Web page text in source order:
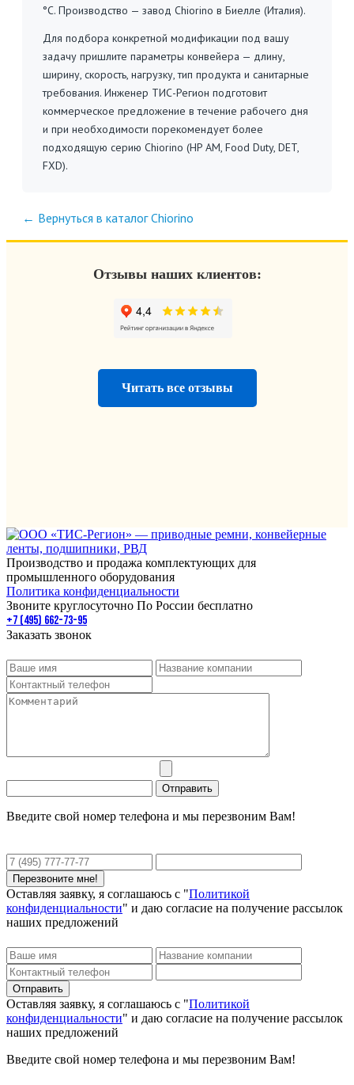
°C. Производство — завод Chiorino в Биелле (Италия).
Для подбора конкретной модификации под вашу
задачу пришлите параметры конвейера — длину,
ширину, скорость, нагрузку, тип продукта и санитарные
требования. Инженер ТИС-Регион подготовит
коммерческое предложение в течение рабочего дня
и при необходимости порекомендует более
подходящую серию Chiorino (HP AM, Food Duty, DET,
FXD).
← Вернуться в каталог Chiorino
Отзывы наших клиентов:
Читать все отзывы
Производство и продажа комплектующих для
промышленного оборудования
Политика конфиденциальности
Звоните круглосуточно По России бесплатно
+7 (495) 662-73-95
Заказать звонок
Введите свой номер телефона и мы перезвоним Вам!
Оставляя заявку, я соглашаюсь с "Политикой
конфиденциальности" и даю согласие на получение рассылок
наших предложений
Оставляя заявку, я соглашаюсь с "Политикой
конфиденциальности" и даю согласие на получение рассылок
наших предложений
Введите свой номер телефона и мы перезвоним Вам!